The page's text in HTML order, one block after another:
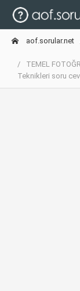
aof.sorular.net
TEMEL
Teknikleri soru